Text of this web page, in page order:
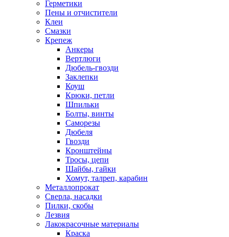
Герметики
Пены и отчистители
Клеи
Смазки
Крепеж
Анкеры
Вертлюги
Дюбель-гвозди
Заклепки
Коуш
Крюки, петли
Шпильки
Болты, винты
Саморезы
Дюбеля
Гвозди
Кронштейны
Тросы, цепи
Шайбы, гайки
Хомут, талреп, карабин
Металлопрокат
Сверла, насадки
Пилки, скобы
Лезвия
Лакокрасочные материалы
Краска